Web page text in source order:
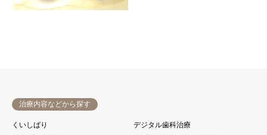
治療内容などから探す
くいしばり
デジタル歯科治療